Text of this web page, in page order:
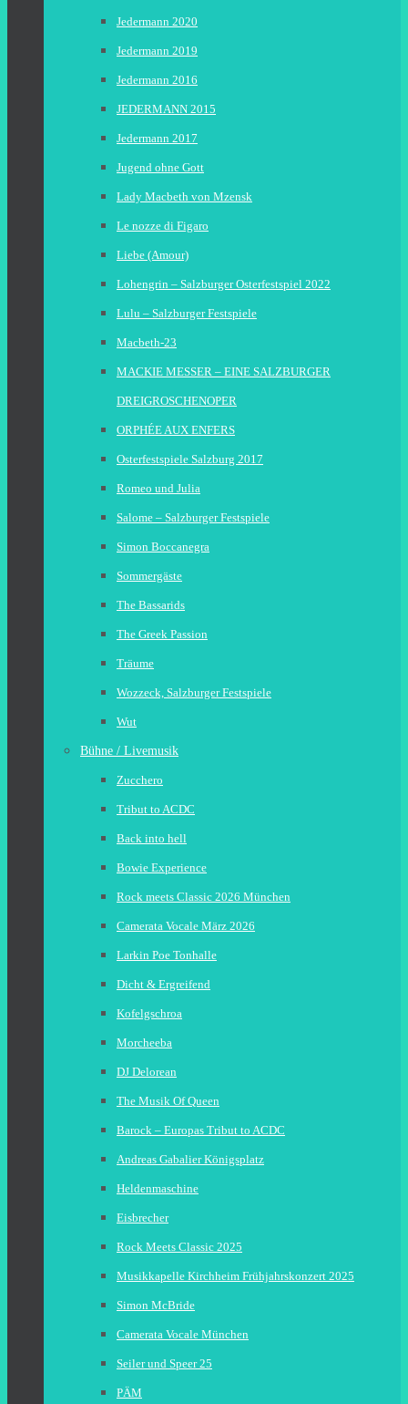
Jedermann 2020
Jedermann 2019
Jedermann 2016
JEDERMANN 2015
Jedermann 2017
Jugend ohne Gott
Lady Macbeth von Mzensk
Le nozze di Figaro
Liebe (Amour)
Lohengrin – Salzburger Osterfestspiel 2022
Lulu – Salzburger Festspiele
Macbeth-23
MACKIE MESSER – EINE SALZBURGER
DREIGROSCHENOPER
ORPHÉE AUX ENFERS
Osterfestspiele Salzburg 2017
Romeo und Julia
Salome – Salzburger Festspiele
Simon Boccanegra
Sommergäste
The Bassarids
The Greek Passion
Träume
Wozzeck, Salzburger Festspiele
Wut
Bühne / Livemusik
Zucchero
Tribut to ACDC
Back into hell
Bowie Experience
Rock meets Classic 2026 München
Camerata Vocale März 2026
Larkin Poe Tonhalle
Dicht & Ergreifend
Kofelgschroa
Morcheeba
DJ Delorean
The Musik Of Queen
Barock – Europas Tribut to ACDC
Andreas Gabalier Königsplatz
Heldenmaschine
Eisbrecher
Rock Meets Classic 2025
Musikkapelle Kirchheim Frühjahrskonzert 2025
Simon McBride
Camerata Vocale München
Seiler und Speer 25
PÄM